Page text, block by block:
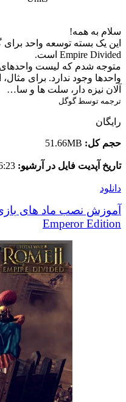
سلام به همه!
این یک بسته توسعه واحد
Empire Divided است.
متوجه شدم که لیست
واحدها وجود ندارد. برای
آلان نیزه دار، سلت ها و سا…
ترجمه توسط گوگل
رایگان
حجم کل: 51.66MB
تاریخ آپدیت فایل در آرشیو: 2025/10/11
دانلود
Emperor Edition